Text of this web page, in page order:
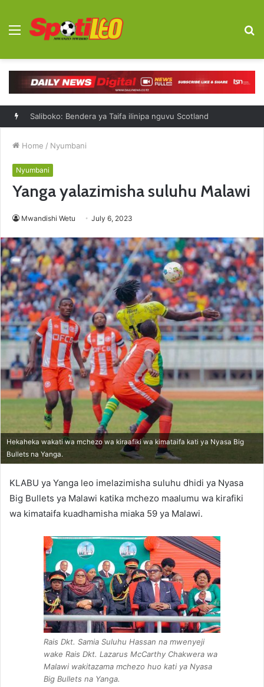
Menu
Saliboko: Bendera ya Taifa ilinipa nguvu Scotland
Home / Nyumbani
Nyumbani
Yanga yalazimisha suluhu Malawi
Mwandishi Wetu July 6, 2023
Hekaheka wakati wa mchezo wa kiraafiki wa kimataifa kati ya Nyasa Big
Bullets na Yanga.
KLABU ya Yanga leo imelazimisha suluhu dhidi ya Nyasa
Big Bullets ya Malawi katika mchezo maalumu wa kirafiki
wa kimataifa kuadhamisha miaka 59 ya Malawi.
Rais Dkt. Samia Suluhu Hassan na mwenyeji
wake Rais Dkt. Lazarus McCarthy Chakwera wa
Malawi wakitazama mchezo huo kati ya Nyasa
Big Bullets na Yanga.